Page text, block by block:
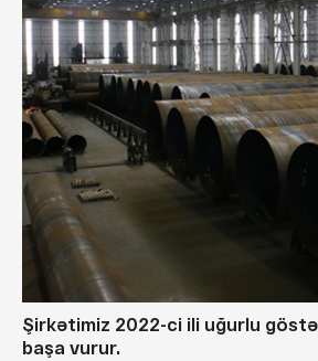
Şirkətimiz 2022-ci ili uğurlu
başa vurur.